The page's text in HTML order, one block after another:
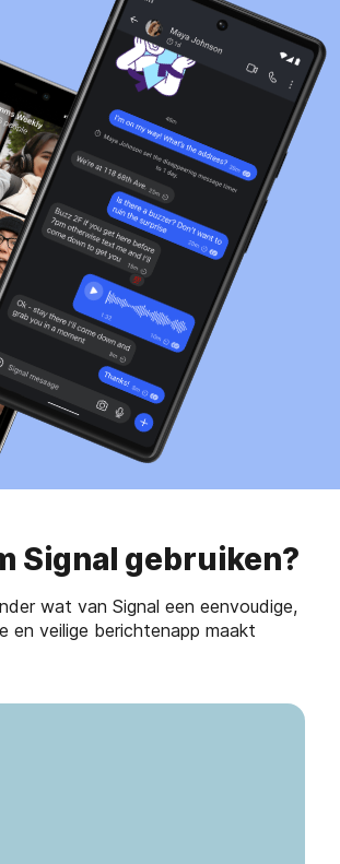
Signal gebruiken?
wat van Signal een eenvoudige,
en veilige berichtenapp maakt